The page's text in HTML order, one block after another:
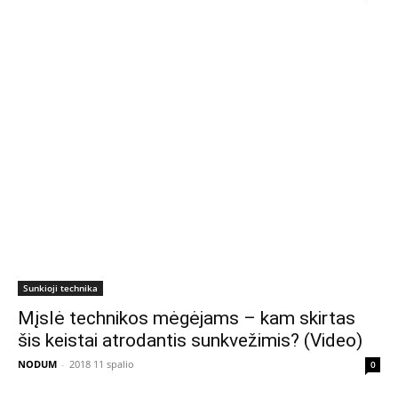
Sunkioji technika
Mįslė technikos mėgėjams – kam skirtas
šis keistai atrodantis sunkvežimis? (Video)
NODUM - 2018 11 spalio 0